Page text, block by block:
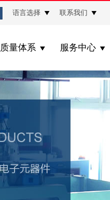
语言选择 联系我们
质量体系 服务中心